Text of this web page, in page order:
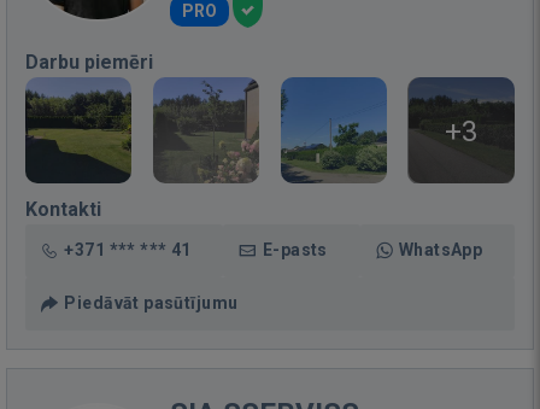
PRO
Darbu piemēri
+3
Kontakti
+371 *** *** 41 E-pasts WhatsApp
Piedāvāt pasūtījumu